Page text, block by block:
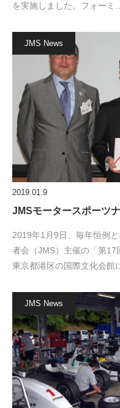
を実施しました。フォーミ
JMS News
2019.01.9
JMSモータースポーツ
2019年1月9日、毎年恒例
者会（JMS）主催の「第17
東京都港区の国際文化会館
JMS News